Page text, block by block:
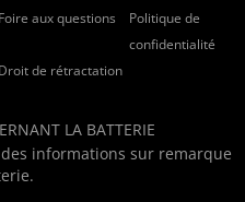
d'1 article,dejà acheté l'an
15.05.2024
Foire aux questions
Politique de
confidentialité
Droit de rétractation
LA BATTERIE
des informations sur remarque